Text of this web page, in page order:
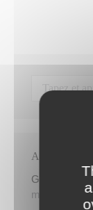
Articles récents
Gratuité du
mercredi 5